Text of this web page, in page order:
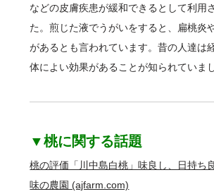
などの皮膚疾患が緩和できるとして利用
た。煎じた液でうがいをすると、扁桃炎
があるとも言われています。昔の人達は
体によい効果があることが知られていま
▼桃に関する話題
桃の評価「川中島白桃」味良し、日持ち
味の農園 (ajfarm.com)